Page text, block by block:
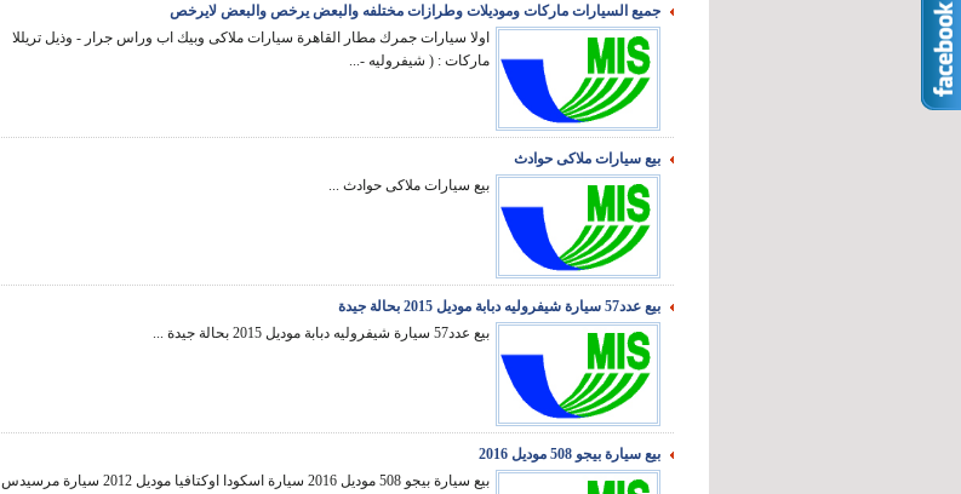
جميع السيارات ماركات وموديلات وطرازات مختلفه والبعض يرخص والبعض لايرخص
اولا سيارات جمرك مطار القاهرة سيارات ملاكى وبيك اب وراس جرار - وذيل تريللا
ماركات : ( شيفروليه -...
بيع سيارات ملاكى حوادث
بيع سيارات ملاكى حوادث ...
بيع عدد57 سيارة شيفروليه دبابة موديل 2015 بحالة جيدة
بيع عدد57 سيارة شيفروليه دبابة موديل 2015 بحالة جيدة ...
بيع سيارة بيجو 508 موديل 2016